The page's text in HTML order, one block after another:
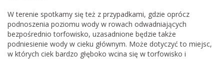
W terenie spotkamy się też z przypadkami, gdzie oprócz
podnoszenia poziomu wody w rowach odwadniających
bezpośrednio torfowisko, uzasadnione będzie także
podniesienie wody w cieku głównym. Może dotyczyć to miejsc,
w których ciek bardzo głęboko wcina się w torfowisko i